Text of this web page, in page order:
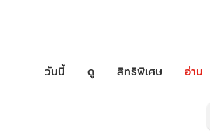
วันนี้ ดู สิทธิพิเศษ อ่าน